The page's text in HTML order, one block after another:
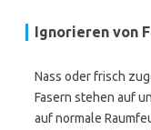
Ignorieren von
Nass oder frisch
Fasern stehen auf
auf normale